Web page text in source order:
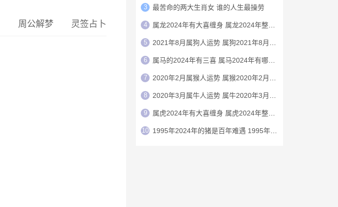
周公解梦 灵签占卜
3 最苦命的两大生肖女 谁的人生最操劳
4 属龙2024年有大喜缠身 属龙2024年整体运势
5 2021年8月属狗人运势 属狗2021年8月运程
6 属马的2024年有三喜 属马2024年有哪三喜
7 2020年2月属猴人运势 属猴2020年2月运程
8 2020年3月属牛人运势 属牛2020年3月运程
9 属虎2024年有大喜缠身 属虎2024年整体运势
10 1995年2024年的猪是百年难遇 1995年2024年猪运势如何